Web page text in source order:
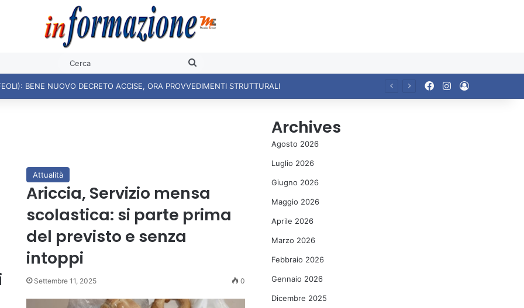
BENE NUOVO DECRETO ACCISE, ORA PROVVEDIMENTI STRUTTURALI FacebookInstagram
Attualità
Ariccia, Servizio mensa
scolastica: si parte prima
del previsto e senza
intoppi
Settembre 11, 2025 0
Archives
Agosto 2026
Luglio 2026
Giugno 2026
Maggio 2026
Aprile 2026
Marzo 2026
Febbraio 2026
Gennaio 2026
Dicembre 2025